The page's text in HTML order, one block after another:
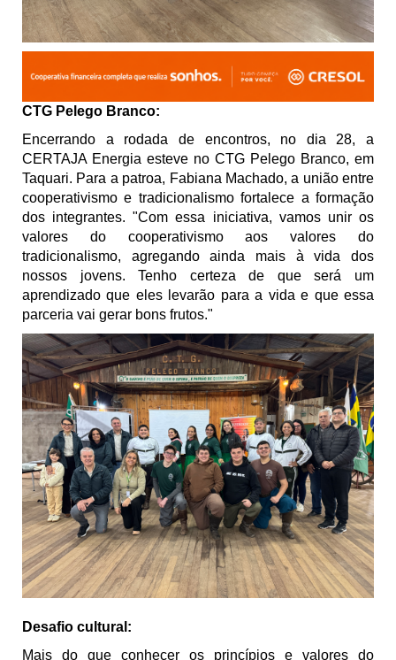
CTG Pelego Branco:
Encerrando a rodada de encontros, no dia 28, a
CERTAJA Energia esteve no CTG Pelego Branco, em
Taquari. Para a patroa, Fabiana Machado, a união entre
cooperativismo e tradicionalismo fortalece a formação
dos integrantes. "Com essa iniciativa, vamos unir os
valores do cooperativismo aos valores do
tradicionalismo, agregando ainda mais à vida dos
nossos jovens. Tenho certeza de que será um
aprendizado que eles levarão para a vida e que essa
parceria vai gerar bons frutos."
Desafio cultural:
Mais do que conhecer os princípios e valores do